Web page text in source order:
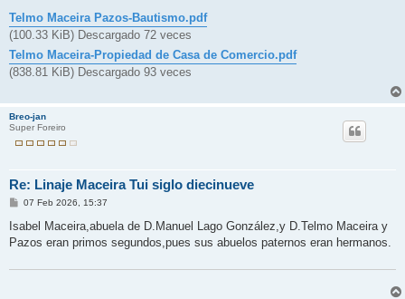
Telmo Maceira Pazos-Bautismo.pdf
(100.33 KiB) Descargado 72 veces
Telmo Maceira-Propiedad de Casa de Comercio.pdf
(838.81 KiB) Descargado 93 veces
Breo-jan
Super Foreiro
Re: Linaje Maceira Tui siglo diecinueve
M
n
a
07 Feb 2026, 15:37
Isabel Maceira,abuela de D.Manuel Lago González,y D.Telmo Maceira y
Pazos eran primos segundos,pues sus abuelos paternos eran hermanos.